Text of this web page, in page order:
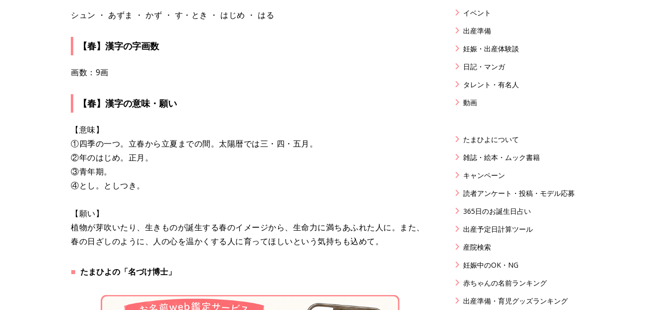
シュン ・ あずま ・ かず ・ す・とき ・ はじめ ・ はる
【春】漢字の字画数
画数：9画
【春】漢字の意味・願い
【意味】
①四季の一つ。立春から立夏までの間。太陽暦では三・四・五月。
②年のはじめ。正月。
③青年期。
④とし。としつき。
【願い】
植物が芽吹いたり、生きものが誕生する春のイメージから、生命力に満ちあふれた人に。また、
春の日ざしのように、人の心を温かくする人に育ってほしいという気持ちも込めて。
たまひよの「名づけ博士」
イベント
出産準備
妊娠・出産体験談
日記・マンガ
タレント・有名人
動画
たまひよについて
雑誌・絵本・ムック書籍
キャンペーン
読者アンケート・投稿・モデル応募
365日のお誕生日占い
出産予定日計算ツール
産院検索
妊娠中のOK・NG
赤ちゃんの名前ランキング
出産準備・育児グッズランキング